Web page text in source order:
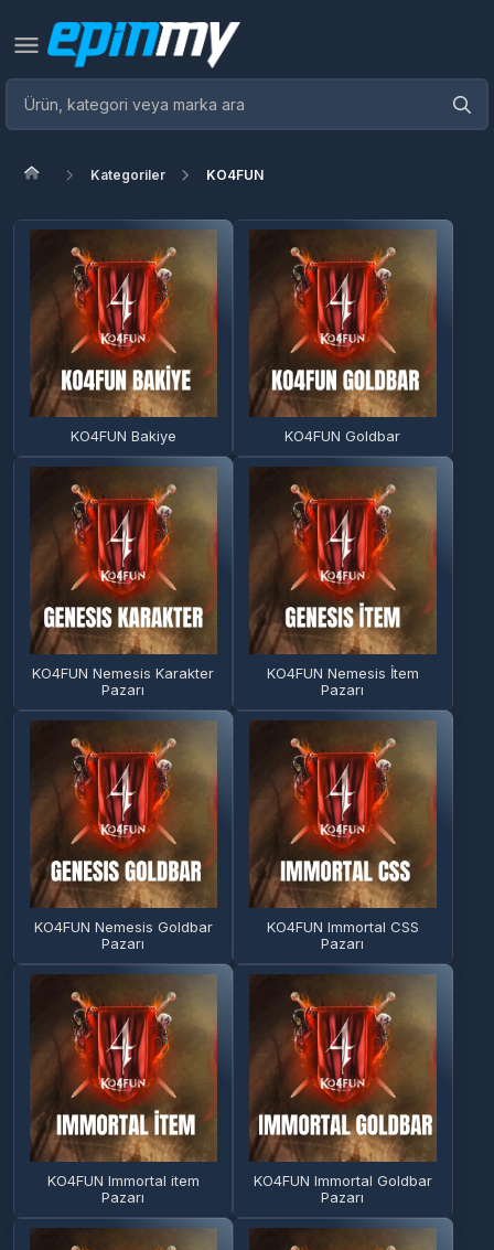
Kategoriler KO4FUN
KO4FUN Bakiye KO4FUN Goldbar
KO4FUN Nemesis Karakter
Pazarı
KO4FUN Nemesis İtem
Pazarı
KO4FUN Nemesis Goldbar
Pazarı
KO4FUN Immortal CSS
Pazarı
KO4FUN Immortal item
Pazarı
KO4FUN Immortal Goldbar
Pazarı